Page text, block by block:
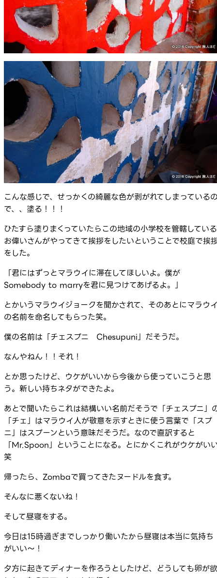
こんな感じで、せっかくの綺麗な色が剥がれてしまっている
で、、塗る！！！
ひたすら塗りまくっていたらこの地域の小学校を管轄している
お偉いさんがやってきて挨拶をしたいということで校庭で挨
をした。
「君にはずっとマラウイに滞在してほしいよ。僕が
Somebody to marryを君に見つけてあげるよ。」
とかいうマラウイジョークを聞かされて、そのあとにマラウ
の名前を命名してもらった笑。
僕の名前は「チェスプニ Chesupuni」だそうだ。
なんやねん！！それ！
とか思ったけど、ウケがいいから今後から使っていこうと思
う。新しい持ちネタができたよ。
あとで聞いたらこれは結構いい名前だそうで「チェスプニ」
「チェ」はマラウイ人が敬意を示すときに使う言葉で「スプ
ニ」はスプーンという意味だそうだ。なので直訳すると
「Mr.Spoon」ということになる。とにかくこれがウケがい
笑
帰ったら、Zombaで買ってきたヌードルを食す。
そんなに悪くないね！
そして昼寝をする。
今日は15時過ぎまでしっかり働いたから昼寝は本当に気持ち
がいい～！
夕方に起きてディナーを作ろうとしたけど、どうしても卵が欲